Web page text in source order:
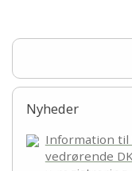
Hvalpe
Sundhed og pleje
Nyheder
Information til
vedrørende